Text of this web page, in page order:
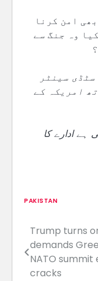
امن کرنا
وہ جنگ سے
سینٹر
امریکہ کے
ہے ادارے کا
PAKISTAN
Post
navigation
Trump turns
demands
NATO summit
cracks